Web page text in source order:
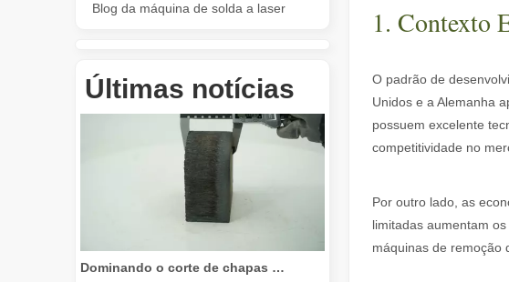
Blog da máquina de solda a laser
Últimas notícias
Dominando o corte de chapas grossas: como as máquinas de corte a laser de fibra revolucionam a fabricação
1. Contexto
O padrão de
Unidos e a Alemanha
possuem excelente
competitividade no
Por outro lado, as
limitadas aumentam
máquinas de remoção